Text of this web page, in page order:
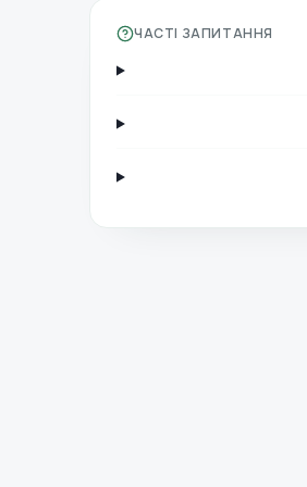
ЧАСТІ ЗАПИТАННЯ